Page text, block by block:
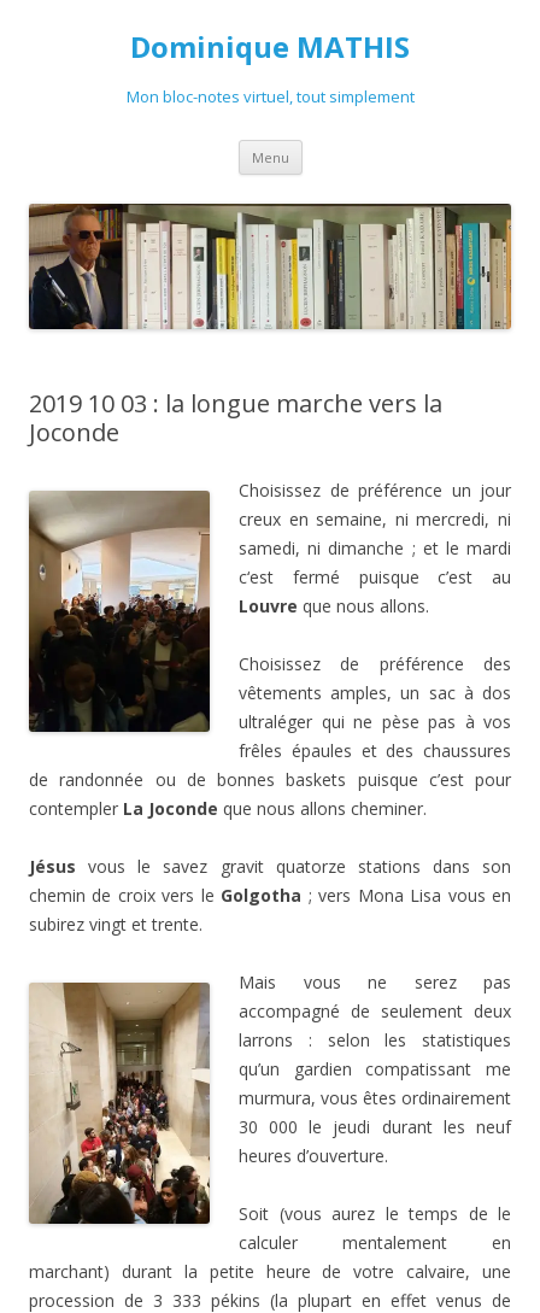
Dominique MATHIS
Mon bloc-notes virtuel, tout simplement
Menu Aller
contenu
2019 10 03 : la longue marche vers la
Joconde
Choisissez de préférence un jour
creux en semaine, ni mercredi, ni
samedi, ni dimanche ; et le mardi
c‘est fermé puisque c’est au
Louvre que nous allons.
Choisissez de préférence des
vêtements amples, un sac à dos
ultraléger qui ne pèse pas à vos
frêles épaules et des chaussures
de randonnée ou de bonnes baskets puisque c’est pour
contempler La Joconde que nous allons cheminer.
Jésus vous le savez gravit quatorze stations dans son
chemin de croix vers le Golgotha ; vers Mona Lisa vous en
subirez vingt et trente.
Mais vous ne serez pas
accompagné de seulement deux
larrons : selon les statistiques
qu’un gardien compatissant me
murmura, vous êtes ordinairement
30 000 le jeudi durant les neuf
heures d’ouverture.
Soit (vous aurez le temps de le
calculer mentalement en
marchant) durant la petite heure de votre calvaire, une
procession de 3 333 pékins (la plupart en effet venus de